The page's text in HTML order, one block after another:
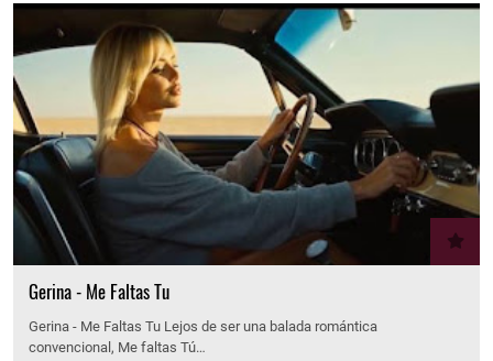
Gerina - Me Faltas Tu
Gerina - Me Faltas Tu Lejos de ser una balada romántica
convencional, Me faltas Tú…